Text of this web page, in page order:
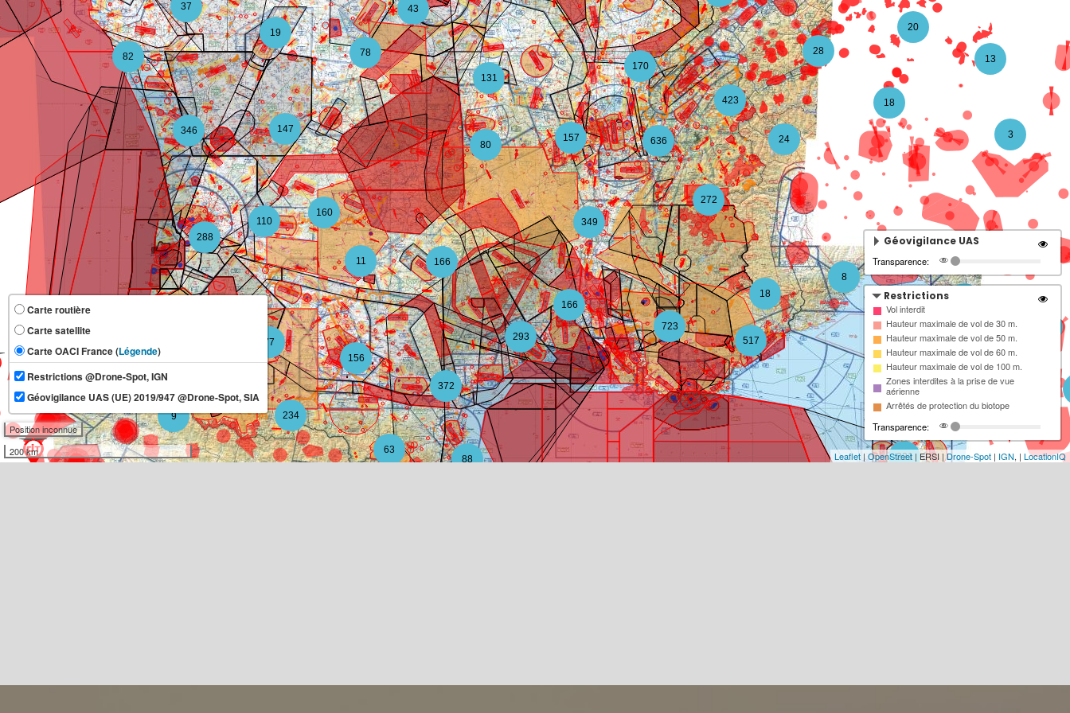
166
293
372
147
221
346
160
517
723
288
110
131
77
156
272
234
349
636
166
43
78
170
63
80
82 13
3
20
18
8
24
18
423
157
28
37
88
9
11
19
Carte routière
Carte satellite
Carte OACI France (Légende)
Restrictions @Drone-Spot, IGN
Géovigilance UAS (UE) 2019/947 @Drone-Spot, SIA
Position inconnue
200 km
Géovigilance UAS
Transparence:
Restrictions
Vol interdit
Hauteur maximale de vol de 30 m.
Hauteur maximale de vol de 50 m.
Hauteur maximale de vol de 60 m.
Hauteur maximale de vol de 100 m.
Zones interdites à la prise de vue
aérienne
Arrêtés de protection du biotope
Transparence:
Leaflet | OpenStreet | ERSI | Drone-Spot | IGN, | LocationIQ